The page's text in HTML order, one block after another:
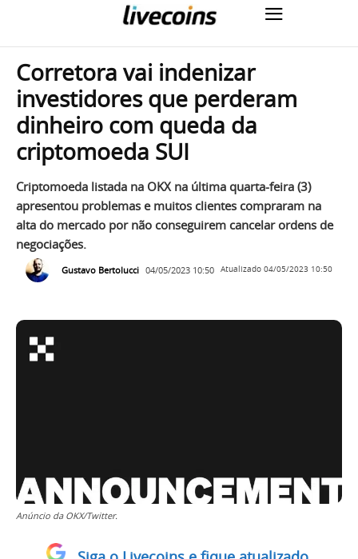
Corretora vai indenizar
investidores que perderam
dinheiro com queda da
criptomoeda SUI
Criptomoeda listada na OKX na última quarta-feira (3)
apresentou problemas e muitos clientes compraram na
alta do mercado por não conseguirem cancelar ordens de
negociações.
Gustavo Bertolucci 04/05/2023 10:50 Atualizado 04/05/2023 10:50
Anúncio da OKX/Twitter.